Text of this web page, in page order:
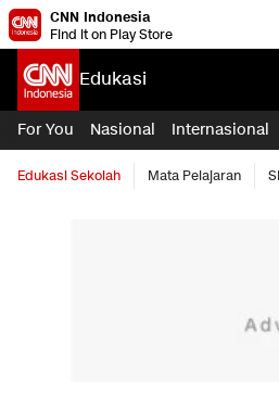
CNN Indonesia
Find it on Play Store
Edukasi
For You Nasional Internasional
Edukasi Sekolah Mata Pelajaran